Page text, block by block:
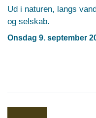
Ud i naturen, langs
og selskab.
Onsdag 9. september